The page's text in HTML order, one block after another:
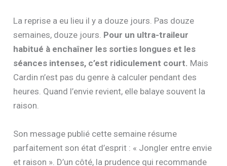
La reprise a eu lieu il y a douze jours. Pas douze
semaines, douze jours. Pour un ultra-traileur
habitué à enchaîner les sorties longues et les
séances intenses, c’est ridiculement court. Mais
Cardin n’est pas du genre à calculer pendant des
heures. Quand l’envie revient, elle balaye souvent la
raison.
Son message publié cette semaine résume
parfaitement son état d’esprit : « Jongler entre envie
et raison ». D’un côté, la prudence qui recommande